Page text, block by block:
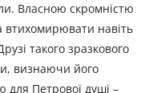
Власною скромністю
втихомирювати навіть
такого зразкового
визнаючи його
для Петрової душі –